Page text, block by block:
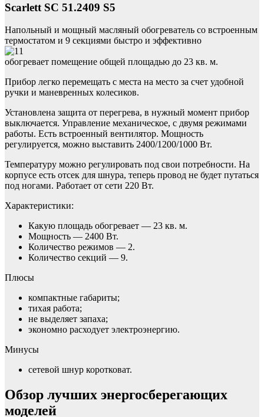
Scarlett SC 51.2409 S5
Напольный и мощный масляный обогреватель со встроенным
термостатом и 9 секциями быстро и эффективно
обогревает помещение общей площадью до 23 кв. м.
Прибор легко перемещать с места на место за счет удобной
ручки и маневренных колесиков.
Установлена защита от перегрева, в нужный момент прибор
выключается. Управление механическое, с двумя режимами
работы. Есть встроенный вентилятор. Мощность
регулируется, можно выставить 2400/1200/1000 Вт.
Температуру можно регулировать под свои потребности. На
корпусе есть отсек для шнура, теперь провод не будет путаться
под ногами. Работает от сети 220 Вт.
Характеристики:
Какую площадь обогревает — 23 кв. м.
Мощность — 2400 Вт.
Количество режимов — 2.
Количество секций — 9.
Плюсы
компактные габариты;
тихая работа;
не выделяет запаха;
экономно расходует электроэнергию.
Минусы
сетевой шнур коротковат.
Обзор лучших энергосберегающих
моделей